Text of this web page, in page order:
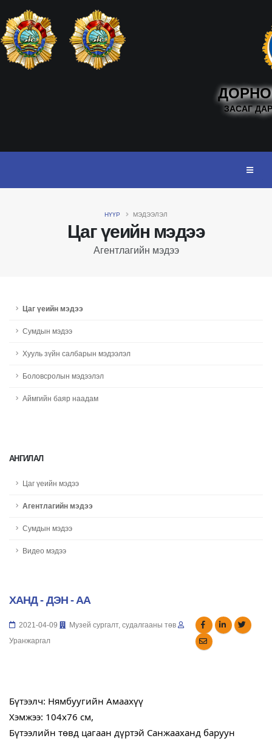
ЗАСАГ
Цаг үеийн мэдээ
Агентлагийн мэдээ
НҮҮР МЭДЭЭЛЭЛ
Цаг үеийн мэдээ
Сумдын мэдээ
Хууль зүйн салбарын мэдээлэл
Боловсролын мэдээлэл
Аймгийн баяр наадам
АНГИЛАЛ
Цаг үеийн мэдээ
Агентлагийн мэдээ
Сумдын мэдээ
Видео мэдээ
ХАНД - ДЭН - АА
2021-04-09
Музей сургалт, судалгааны төв
Уранжаргал
Бүтээлч: Нямбуугийн Амаахүү
Хэмжээ: 104х76 см,
Бүтээлийн төвд цагаан дүртэй Санжааханд баруун